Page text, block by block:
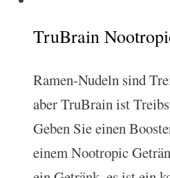
TruBrain
Ramen-Nudeln sind
aber TruBrain ist
Geben Sie einen
einem Nootropic